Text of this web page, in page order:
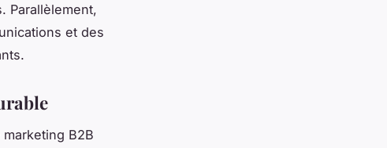
Parallèlement,
et des
B2B